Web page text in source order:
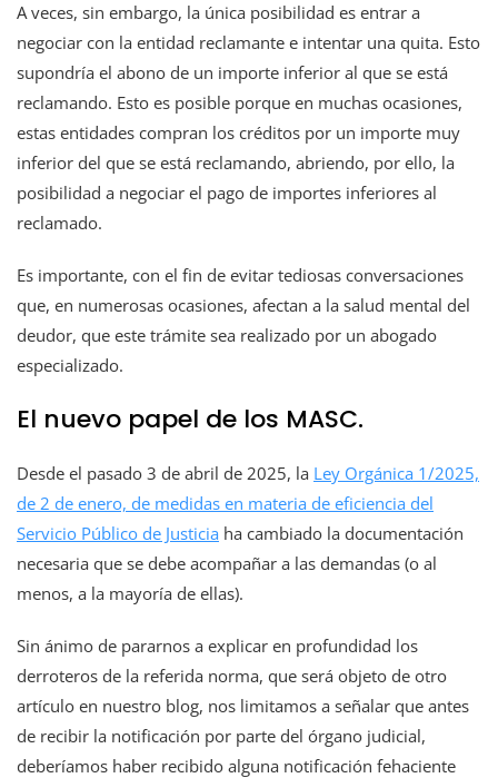
A veces, sin embargo, la única posibilidad es entrar a
negociar con la entidad reclamante e intentar una quita. Esto
supondría el abono de un importe inferior al que se está
reclamando. Esto es posible porque en muchas ocasiones,
estas entidades compran los créditos por un importe muy
inferior del que se está reclamando, abriendo, por ello, la
posibilidad a negociar el pago de importes inferiores al
reclamado.
Es importante, con el fin de evitar tediosas conversaciones
que, en numerosas ocasiones, afectan a la salud mental del
deudor, que este trámite sea realizado por un abogado
especializado.
El nuevo papel de los MASC.
Desde el pasado 3 de abril de 2025, la Ley Orgánica 1/2025,
de 2 de enero, de medidas en materia de eficiencia del
Servicio Público de Justicia ha cambiado la documentación
necesaria que se debe acompañar a las demandas (o al
menos, a la mayoría de ellas).
Sin ánimo de pararnos a explicar en profundidad los
derroteros de la referida norma, que será objeto de otro
artículo en nuestro blog, nos limitamos a señalar que antes
de recibir la notificación por parte del órgano judicial,
deberíamos haber recibido alguna notificación fehaciente